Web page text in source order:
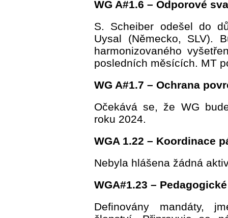
WG A#1.6 – Odporové
S. Scheiber odešel do
Uysal (Německo, SLV).
harmonizovaného
posledních měsících. MT
WG A#1.7 – Ochrana
Očekává se, že WG
roku 2024.
WGA 1.22 – Koordinace
Nebyla hlášena žádná
WGA#1.23 –
Definovány mandáty,